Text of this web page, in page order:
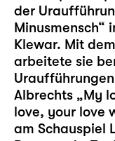
der
Minusmensch“
Klewar. Mit
arbeitete sie
Albrechts „My
love, your love
am Schauspiel